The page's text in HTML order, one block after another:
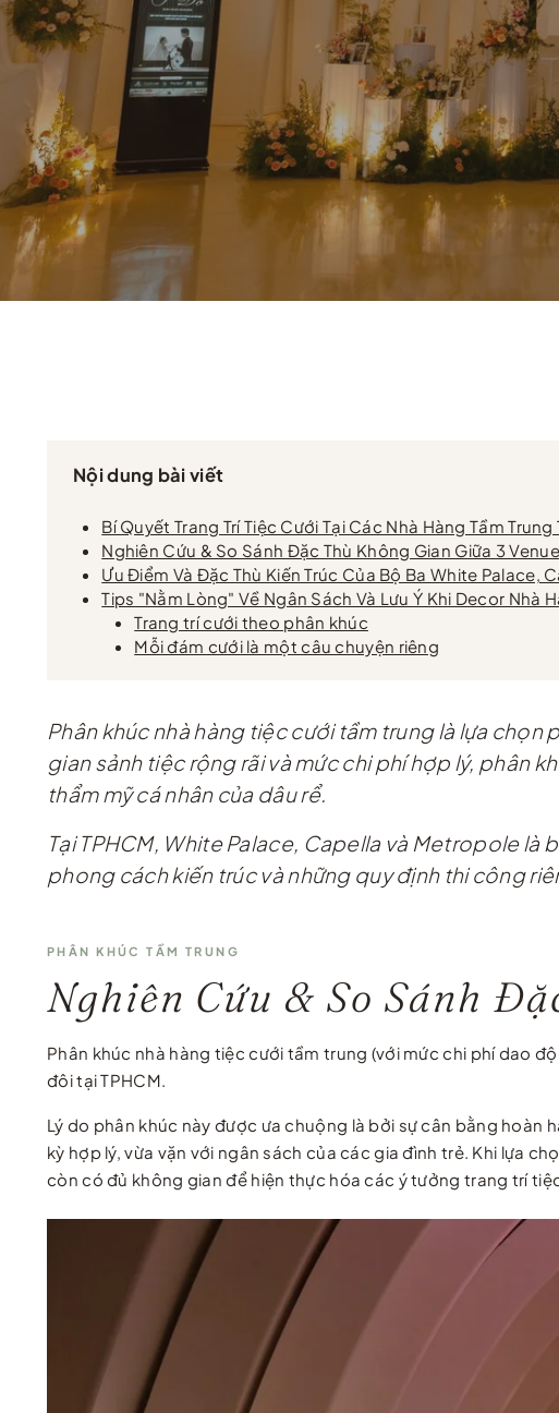
Nội dung bài viết
Bí Quyết Trang Trí Tiệc Cưới Tại Các Nhà Hàng Tầm
Nghiên Cứu & So Sánh Đặc Thù Không Gian Giữa 3
Ưu Điểm Và Đặc Thù Kiến Trúc Của Bộ Ba White Palace,
Tips "Nằm Lòng" Về Ngân Sách Và Lưu Ý Khi Decor Nhà
Trang trí cưới theo phân khúc
Mỗi đám cưới là một câu chuyện riêng
Phân khúc nhà hàng tiệc cưới tầm trung là lựa
gian sảnh tiệc rộng rãi và mức chi phí hợp lý, phân
thẩm mỹ cá nhân của dâu rể.
Tại TPHCM, White Palace, Capella và Metropole là
phong cách kiến trúc và những quy định thi công
PHÂN KHÚC TẦM TRUNG
Nghiên Cứu & So Sánh
Phân khúc nhà hàng tiệc cưới tầm trung (với mức chi phí dao
đôi tại TPHCM.
Lý do phân khúc này được ưa chuộng là bởi sự cân bằng
kỳ hợp lý, vừa vặn với ngân sách của các gia đình trẻ. Khi lựa
còn có đủ không gian để hiện thực hóa các ý tưởng trang trí